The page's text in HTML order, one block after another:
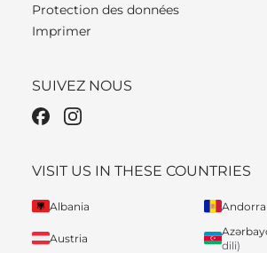
Protection des données
Imprimer
SUIVEZ NOUS
VISIT US IN THESE COUNTRIES
Albania Andorra
Austria
dili)